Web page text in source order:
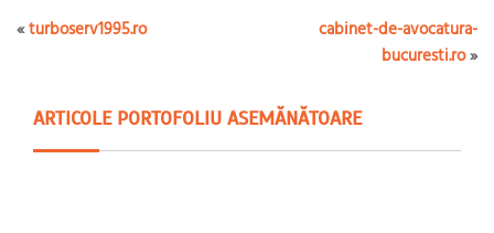
«turboserv1995.ro
cabinet-de-avocatura-
bucuresti.ro»
ARTICOLE PORTOFOLIU ASEMĂNĂTOARE